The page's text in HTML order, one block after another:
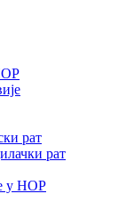
рат
рат
у НОР